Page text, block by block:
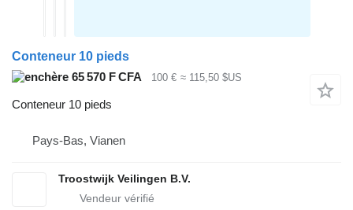
Conteneur 10 pieds
65 570 F CFA
100 € ≈ 115,50 $US
Conteneur 10 pieds
Pays-Bas, Vianen
Troostwijk Veilingen B.V.